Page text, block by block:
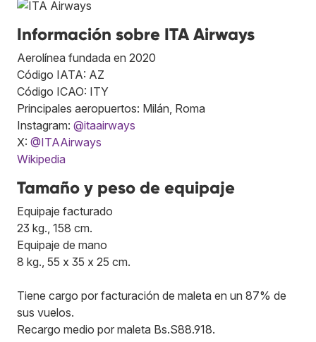
Información sobre ITA Airways
Aerolínea fundada en 2020
Código IATA: AZ
Código ICAO: ITY
Principales aeropuertos: Milán, Roma
Instagram: @itaairways
X: @ITAAirways
Wikipedia
Tamaño y peso de equipaje
Equipaje facturado
23 kg., 158 cm.
Equipaje de mano
8 kg., 55 x 35 x 25 cm.
Tiene cargo por facturación de maleta en un 87% de
sus vuelos.
Recargo medio por maleta Bs.S88.918.